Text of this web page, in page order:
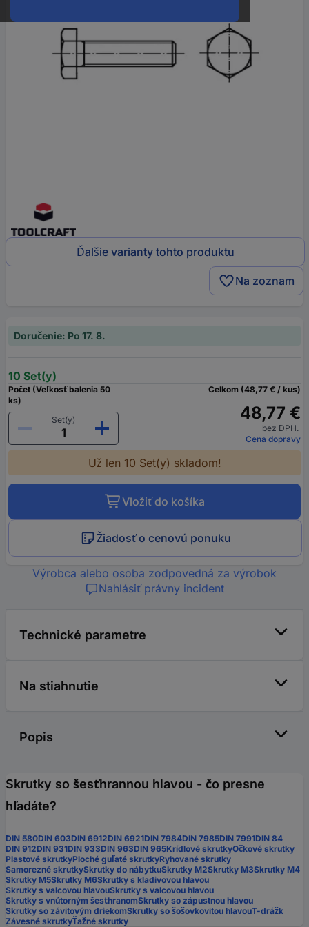
Ďalšie varianty tohto produktu
Na zoznam
Doručenie: Po 17. 8.
10 Set(y)
Počet (Veľkosť balenia 50
ks)
Set(y)
Celkom (48,77 € / kus)
48,77 €
bez DPH.
Cena dopravy
Už len 10 Set(y) skladom!
Vložiť do košíka
Žiadosť o cenovú ponuku
Výrobca alebo osoba zodpovedná za výrobok
Nahlásiť právny incident
Technické parametre
Na stiahnutie
Popis
Skrutky so šesťhrannou hlavou - čo presne
hľadáte?
DIN 580DIN 603DIN 6912DIN 6921DIN 7984DIN 7985DIN 7991DIN 84
DIN 912DIN 931DIN 933DIN 963DIN 965Krídlové skrutkyOčkové skrutky
Plastové skrutkyPloché guľaté skrutkyRyhované skrutky
Samorezné skrutkySkrutky do nábytkuSkrutky M2Skrutky M3Skrutky M4
Skrutky M5Skrutky M6Skrutky s kladivovou hlavou
Skrutky s valcovou hlavouSkrutky s valcovou hlavou
Skrutky s vnútorným šesťhranomSkrutky so zápustnou hlavou
Skrutky so závitovým driekomSkrutky so šošovkovitou hlavouT-drážk
Závesné skrutkyŤažné skrutky